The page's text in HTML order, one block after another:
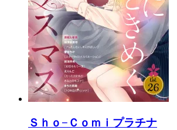
Ｓｈｏ−Ｃｏｍｉプラチナ